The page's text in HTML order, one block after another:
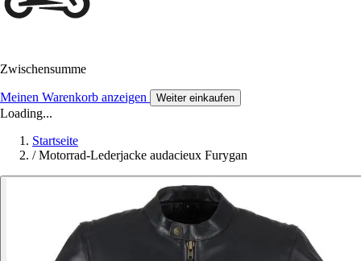
Zwischensumme
Meinen Warenkorb anzeigen Weiter einkaufen
Loading...
Startseite
/ Motorrad-Lederjacke audacieux Furygan